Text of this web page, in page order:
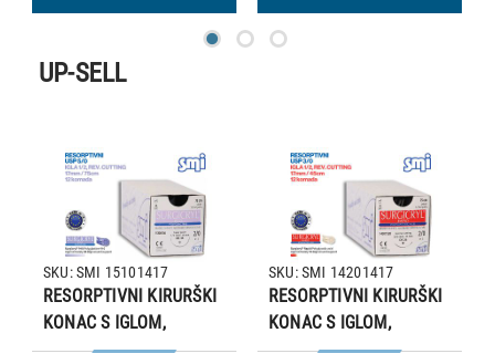
UP-SELL
RESORPTIVNI KIRURŠKI
KONAC S IGLOM,
SURGICRYL 910, USP
SKU: SMI 15101417
RESORPTIVNI KIRURŠKI
KONAC S IGLOM,
SURGICRYL RAPID, USP
SKU: SMI 14201417